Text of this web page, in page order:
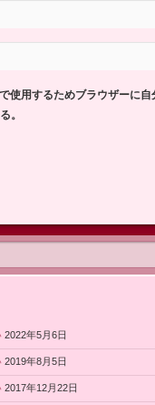
使用するためブラウザーに
。
2022年5月6日
2019年8月5日
2017年12月22日